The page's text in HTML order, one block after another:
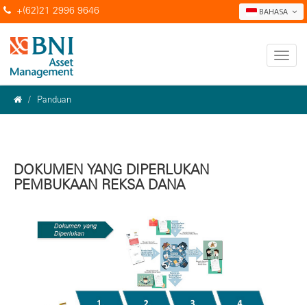
BAHASA
+(62)21 2996 9646
Panduan
DOKUMEN YANG DIPERLUKAN
PEMBUKAAN REKSA DANA